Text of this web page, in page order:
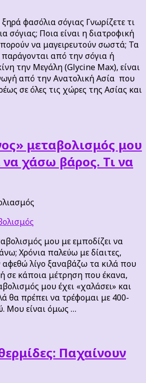
ευεργετικά
ξηρά
φασόλια
σόγιας
ξηρά φασόλια σόγιας Γνωρίζετε τι
σόγιας; Ποια είναι η διατροφική
να μαγειρευτούν σωστά; Τα
από την σόγια ή
την Μεγάλη (Glycine Max), είναι
από την Ανατολική Ασία που
σε όλες τις χώρες της Ασίας και
μεταβολισμός μου
να χάσω βάρος. Τι να
μεταβολισμός
μου
με
εμποδίζει
να
χάσω
βάρος.
Τι
μου με εμποδίζει να
Χρόνια παλεύω με δίαιτες,
λίγο ξαναβάζω τα κιλά που
σε κάποια μέτρηση που έκανα,
μου έχει «χαλάσει» και
θα πρέπει να τρέφομαι με 400-
Μου είναι όμως …
Παχαίνουν